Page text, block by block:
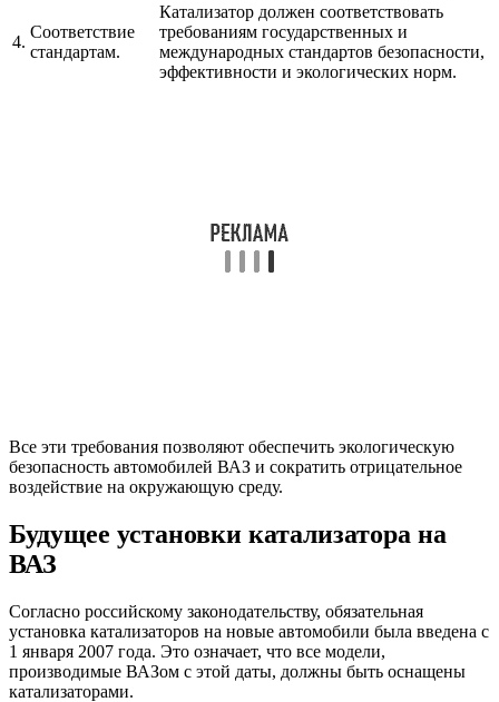
4.
Соответствие
стандартам.
Катализатор должен соответствовать
требованиям государственных и
международных стандартов безопасности,
эффективности и экологических норм.
Все эти требования позволяют обеспечить экологическую
безопасность автомобилей ВАЗ и сократить отрицательное
воздействие на окружающую среду.
Будущее установки катализатора на
ВАЗ
Согласно российскому законодательству, обязательная
установка катализаторов на новые автомобили была введена с
1 января 2007 года. Это означает, что все модели,
производимые ВАЗом с этой даты, должны быть оснащены
катализаторами.